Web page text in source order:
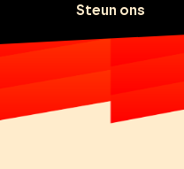
Steun ons